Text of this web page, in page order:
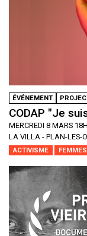
ÉVÉNEMENT
CODAP "Je
MERCREDI 8 MARS
LA VILLA - PLAN-LES-
ACTIVISME